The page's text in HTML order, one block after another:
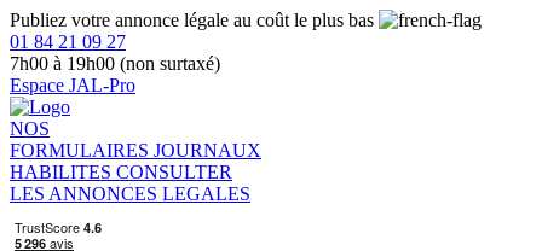
Publiez votre annonce légale au coût le plus bas
01 84 21 09 27
7h00 à 19h00 (non surtaxé)
Espace JAL-Pro
NOS
FORMULAIRES JOURNAUX
HABILITES CONSULTER
LES ANNONCES LEGALES